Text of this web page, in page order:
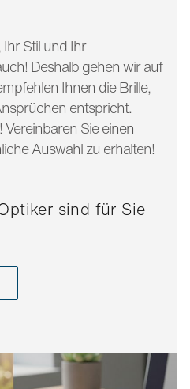
Stil und Ihr
Deshalb gehen wir auf
Ihnen die Brille,
entspricht.
Sie einen
Auswahl zu erhalten!
sind für Sie